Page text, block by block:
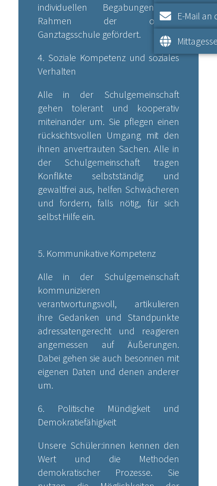
individuellen Begabungen im
Rahmen der offenen
Ganztagsschule gefördert.
4. Soziale Kompetenz und soziales
Verhalten
Alle in der Schulgemeinschaft
gehen tolerant und kooperativ
miteinander um. Sie pflegen einen
rücksichtsvollen Umgang mit den
ihnen anvertrauten Sachen. Alle in
der Schulgemeinschaft tragen
Konflikte selbstständig und
gewaltfrei aus, helfen Schwächeren
und fordern, falls nötig, für sich
selbst Hilfe ein.
5. Kommunikative Kompetenz
Alle in der Schulgemeinschaft
kommunizieren
verantwortungsvoll, artikulieren
ihre Gedanken und Standpunkte
adressatengerecht und reagieren
angemessen auf Äußerungen.
Dabei gehen sie auch besonnen mit
eigenen Daten und denen anderer
um.
6. Politische Mündigkeit und
Demokratiefähigkeit
Unsere Schüler:innen kennen den
Wert und die Methoden
demokratischer Prozesse. Sie
E-Mail an